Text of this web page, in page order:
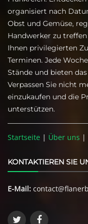
organisiert nach
Obst und Gemüse,
Handwerker zu
Ihnen privilegierten
Terminen. Jede
Stände und bieten
Verpassen Sie nicht
einzukaufen und die
unterstützen.
Startseite | Über uns |
KONTAKTIEREN SIE
E-Mail: